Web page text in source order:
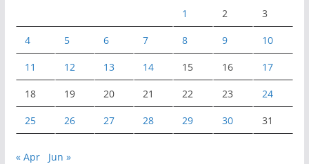
1 2 3
4 5 6 7 8 9 10
11 12 13 14 15 16 17
18 19 20 21 22 23 24
25 26 27 28 29 30 31
« Apr Jun »